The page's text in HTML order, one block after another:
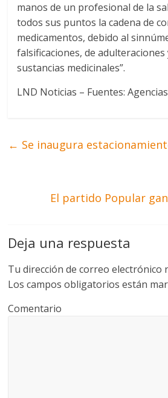
manos de un profesional de la
todos sus puntos la cadena de
medicamentos, debido al
falsificaciones, de adulteraciones
sustancias medicinales”.
LND Noticias – Fuentes: Agencias
← Se inaugura
El partido Popular
Deja una respuesta
Tu dirección de correo electrónico
Los campos obligatorios están
Comentario